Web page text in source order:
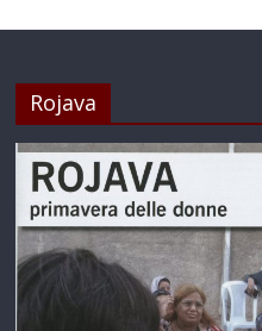
Rojava